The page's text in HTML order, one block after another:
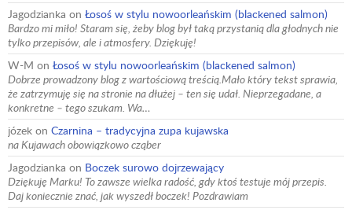
Jagodzianka on Łosoś w stylu nowoorleańskim (blackened salmon)
Bardzo mi miło! Staram się, żeby blog był taką przystanią dla głodnych nie
tylko przepisów, ale i atmosfery. Dziękuję!
W-M on Łosoś w stylu nowoorleańskim (blackened salmon)
Dobrze prowadzony blog z wartościową treścią.Mało który tekst sprawia,
że zatrzymuję się na stronie na dłużej – ten się udał. Nieprzegadane, a
konkretne – tego szukam. Wa…
józek on Czarnina – tradycyjna zupa kujawska
na Kujawach obowiązkowo cząber
Jagodzianka on Boczek surowo dojrzewający
Dziękuję Marku! To zawsze wielka radość, gdy ktoś testuje mój przepis.
Daj koniecznie znać, jak wyszedł boczek! Pozdrawiam